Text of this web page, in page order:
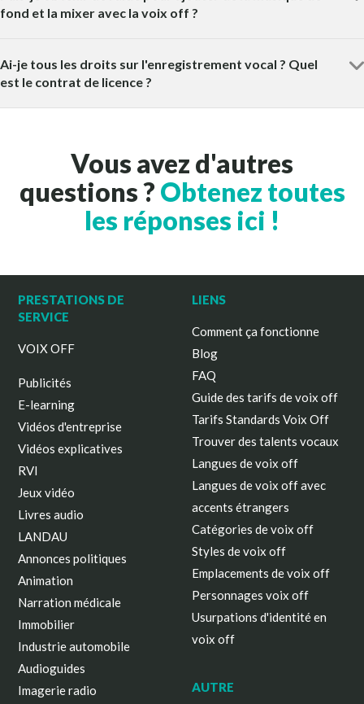
fond et la mixer avec la voix off ?
Ai-je tous les droits sur l'enregistrement vocal ? Quel
est le contrat de licence ?
Vous avez d'autres
questions ? Obtenez toutes
les réponses ici !
PRESTATIONS DE
SERVICE
VOIX OFF
Publicités
E-learning
Vidéos d'entreprise
Vidéos explicatives
RVI
Jeux vidéo
Livres audio
LANDAU
Annonces politiques
Animation
Narration médicale
Immobilier
Industrie automobile
Audioguides
Imagerie radio
LIENS
Comment ça fonctionne
Blog
FAQ
Guide des tarifs de voix off
Tarifs Standards Voix Off
Trouver des talents vocaux
Langues de voix off
Langues de voix off avec
accents étrangers
Catégories de voix off
Styles de voix off
Emplacements de voix off
Personnages voix off
Usurpations d'identité en
voix off
AUTRE